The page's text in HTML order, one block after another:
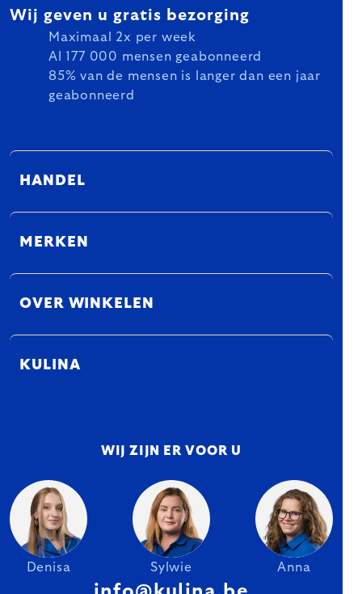
Wij geven u gratis bezorging
Maximaal 2x per week
Al 177 000 mensen geabonneerd
85% van de mensen is langer dan een jaar
geabonneerd
HANDEL
MERKEN
OVER WINKELEN
KULINA
WIJ ZIJN ER VOOR U
Denisa Sylwie Anna